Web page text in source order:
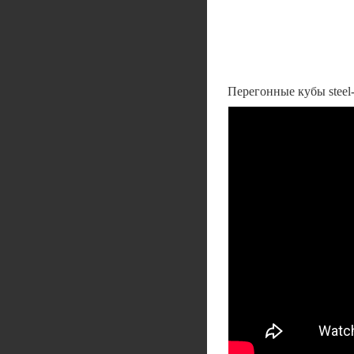
Перегонные кубы